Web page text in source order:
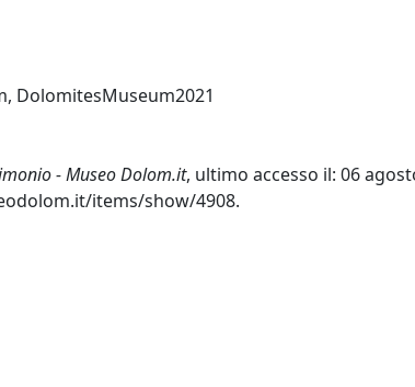
, DolomitesMuseum2021
- Museo Dolom.it, ultimo accesso il: 06
items/show/4908.